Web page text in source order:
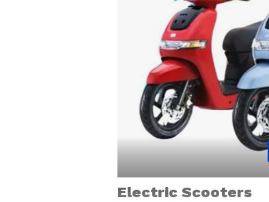
Electric Scooters